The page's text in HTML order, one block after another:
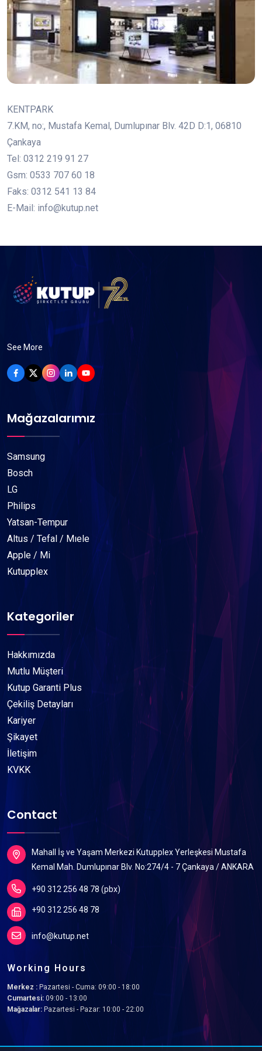
KENTPARK
7.KM, no:, Mustafa Kemal, Dumlupınar Blv. 42D D:1, 06810
Çankaya
Tel: 0312 219 91 27
Gsm: 0533 707 60 18
Faks: 0312 541 13 84
E-Mail: info@kutup.net
See More
Mağazalarımız
Samsung
Bosch
LG
Philips
Yatsan-Tempur
Altus / Tefal / Mıele
Apple / Mi
Kutupplex
Kategoriler
Hakkımızda
Mutlu Müşteri
Kutup Garanti Plus
Çekiliş Detayları
Kariyer
Şikayet
İletişim
KVKK
Contact
Mahall İş ve Yaşam Merkezi Kutupplex Yerleşkesi Mustafa
Kemal Mah. Dumlupınar Blv. No:274/4 - 7 Çankaya / ANKARA
+90 312 256 48 78 (pbx)
+90 312 256 48 78
info@kutup.net
Working Hours
Merkez : Pazartesi - Cuma: 09:00 - 18:00
Cumartesi: 09:00 - 13:00
Mağazalar: Pazartesi - Pazar: 10:00 - 22:00